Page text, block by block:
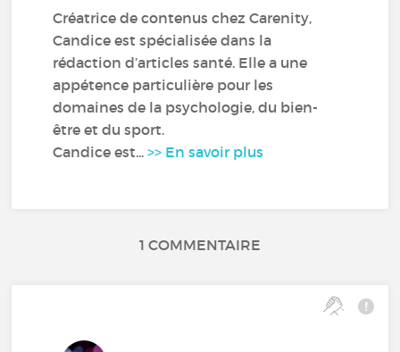
Créatrice de contenus chez Carenity,
Candice est spécialisée dans la
rédaction d’articles santé. Elle a une
appétence particulière pour les
domaines de la psychologie, du bien-
être et du sport.
Candice est...>> En savoir plus
1 COMMENTAIRE